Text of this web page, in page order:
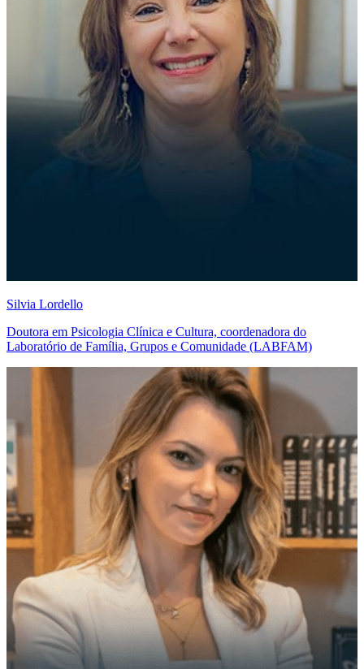
Silvia Lordello
Doutora em Psicologia Clínica e Cultura, coordenadora do
Laboratório de Família, Grupos e Comunidade (LABFAM)